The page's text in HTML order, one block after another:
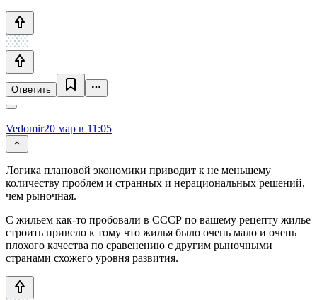
Ответить
Vedomir20 мар в 11:05
Логика плановой экономики приводит к не меньшему
количеству проблем и странных и нерациональных решений,
чем рыночная.
С жильем как-то пробовали в СССР по вашему рецепту жилье
строить привело к тому что жилья было очень мало и очень
плохого качества по сравенению с другим рыночными
странами схожего уровня развития.